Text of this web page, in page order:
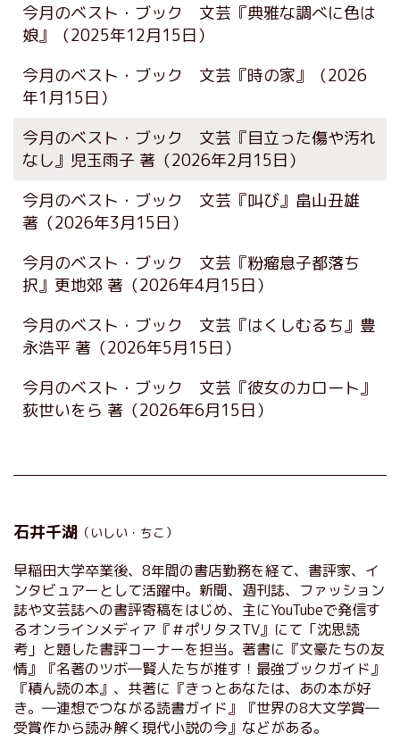
今月のベスト・ブック 文芸『典雅な調べに色は
娘』
（2025年12月15日）
今月のベスト・ブック 文芸『時の家』
（2026
年1月15日）
今月のベスト・ブック 文芸『目立った傷や汚れ
なし』児玉雨子 著 （2026年2月15日）
今月のベスト・ブック 文芸『叫び』畠山丑雄
著 （2026年3月15日）
今月のベスト・ブック 文芸『粉瘤息子都落ち
択』更地郊 著 （2026年4月15日）
今月のベスト・ブック 文芸『はくしむるち』豊
永浩平 著 （2026年5月15日）
今月のベスト・ブック 文芸『彼女のカロート』
荻世いをら 著 （2026年6月15日）
石井千湖 （いしい・ちこ）
早稲田大学卒業後、8年間の書店勤務を経て、書評家、イ
ンタビュアーとして活躍中。新聞、週刊誌、ファッション
誌や文芸誌への書評寄稿をはじめ、主にYouTubeで発信す
るオンラインメディア『＃ポリタスTV』にて「沈思読
考」と題した書評コーナーを担当。著書に『文豪たちの友
情』『名著のツボ―賢人たちが推す！最強ブックガイド』
『積ん読の本』、共著に『きっとあなたは、あの本が好
き。―連想でつながる読書ガイド』『世界の8大文学賞―
受賞作から読み解く現代小説の今』などがある。